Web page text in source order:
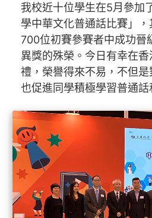
我校近十位學生在5月參加
學中華文化普通話比賽」
700位初賽參賽者中成功晉
異獎的殊榮。今日有幸在
禮，榮譽得來不易，不但是
也促進同學積極學習普通話